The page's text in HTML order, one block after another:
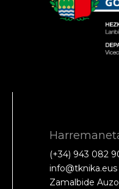
(+34) 943 082
info@tknika.eus
Zamalbide